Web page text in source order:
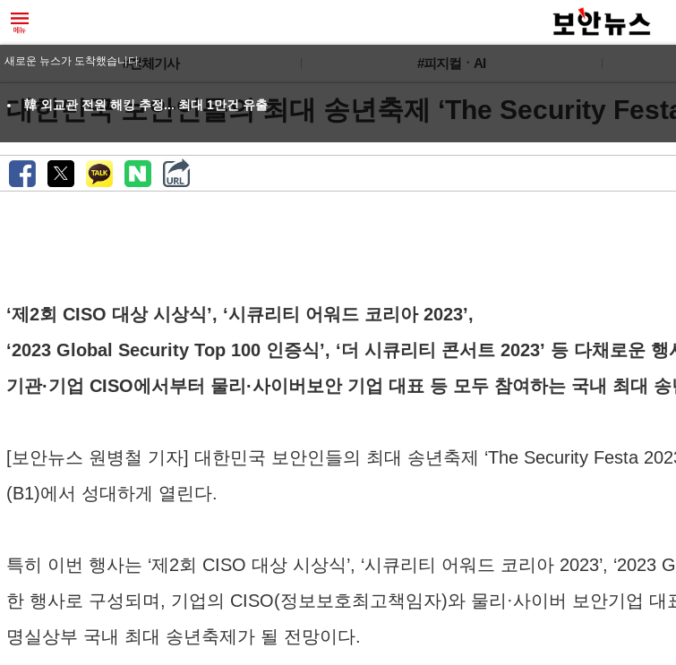
#전체기사 #피지컬ㆍAI
대한민국 보안인들의 최대 송년축제 ‘The Security
‘제2회 CISO 대상 시상식’, ‘시큐리티 어워드 코리아 2023’,
‘2023 Global Security Top 100 인증식’, ‘더 시큐리티 콘서트 2023’ 등 다채로운 행
기관·기업 CISO에서부터 물리·사이버보안 기업 대표 등 모두 참여하는 국내 최대 송
[보안뉴스 원병철 기자] 대한민국 보안인들의 최대 송년축제 ‘The Security Festa
(B1)에서 성대하게 열린다.
특히 이번 행사는 ‘제2회 CISO 대상 시상식’, ‘시큐리티 어워드 코리아 2023’, ‘2023
한 행사로 구성되며, 기업의 CISO(정보보호최고책임자)와 물리·사이버 보안기업
명실상부 국내 최대 송년축제가 될 전망이다.
새로운 뉴스가 도착했습니다.
韓 외교관 전원 해킹 추정... 최대 1만건 유출